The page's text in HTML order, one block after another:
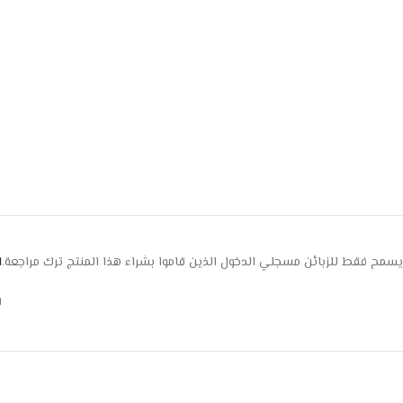
يسمح فقط للزبائن مسجلي الدخول الذين قاموا بشراء هذا المنتج ترك مراجعة.